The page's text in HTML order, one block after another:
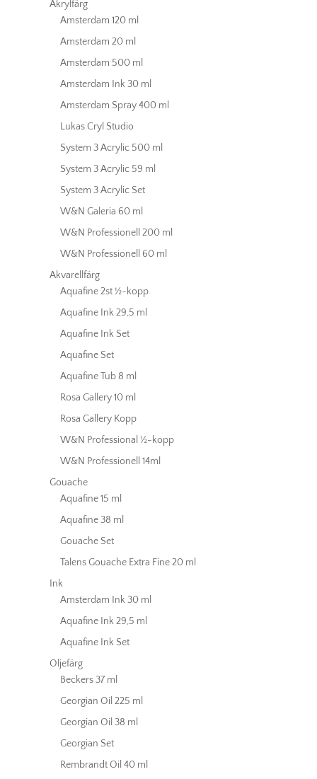
Akrylfärg
Amsterdam 120 ml
Amsterdam 20 ml
Amsterdam 500 ml
Amsterdam Ink 30 ml
Amsterdam Spray 400 ml
Lukas Cryl Studio
System 3 Acrylic 500 ml
System 3 Acrylic 59 ml
System 3 Acrylic Set
W&N Galeria 60 ml
W&N Professionell 200 ml
W&N Professionell 60 ml
Akvarellfärg
Aquafine 2st ½-kopp
Aquafine Ink 29,5 ml
Aquafine Ink Set
Aquafine Set
Aquafine Tub 8 ml
Rosa Gallery 10 ml
Rosa Gallery Kopp
W&N Professional ½-kopp
W&N Professionell 14ml
Gouache
Aquafine 15 ml
Aquafine 38 ml
Gouache Set
Talens Gouache Extra Fine 20 ml
Ink
Amsterdam Ink 30 ml
Aquafine Ink 29,5 ml
Aquafine Ink Set
Oljefärg
Beckers 37 ml
Georgian Oil 225 ml
Georgian Oil 38 ml
Georgian Set
Rembrandt Oil 40 ml